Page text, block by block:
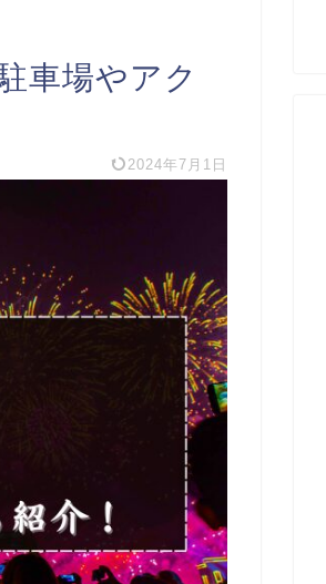
車場やアク
2024年7月1日